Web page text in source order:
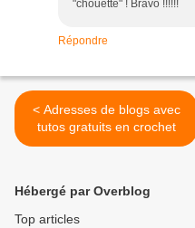
"chouette" ! Bravo !!!!!!
Répondre
< Adresses de blogs avec
tutos gratuits en crochet
Hébergé par Overblog
Top articles